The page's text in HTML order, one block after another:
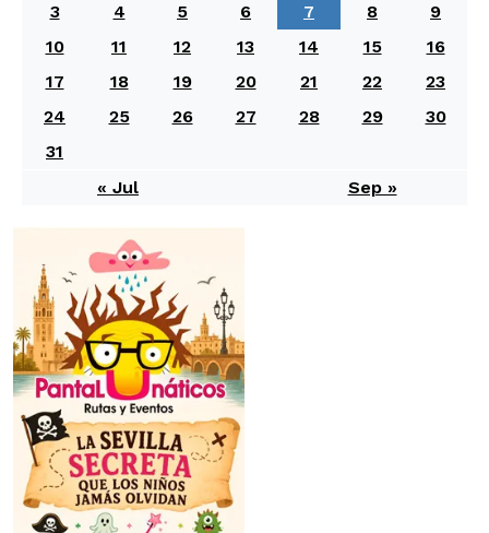
3
4 5 6 7 8
9
10
11 12 13 14 15
16
17
18 19 20 21 22
23
24
25 26 27 28 29
30
31
« Jul
Sep »